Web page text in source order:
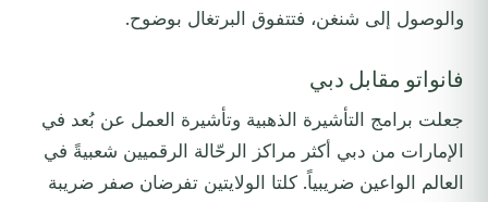
والوصول إلى شنغن، فتتفوق البرتغال بوضوح.
فانواتو مقابل دبي
جعلت برامج التأشيرة الذهبية وتأشيرة العمل عن بُعد في
الإمارات من دبي أكثر مراكز الرحّالة الرقميين شعبيةً في
العالم الواعين ضريبياً. كلتا الولايتين تفرضان صفر ضريبة